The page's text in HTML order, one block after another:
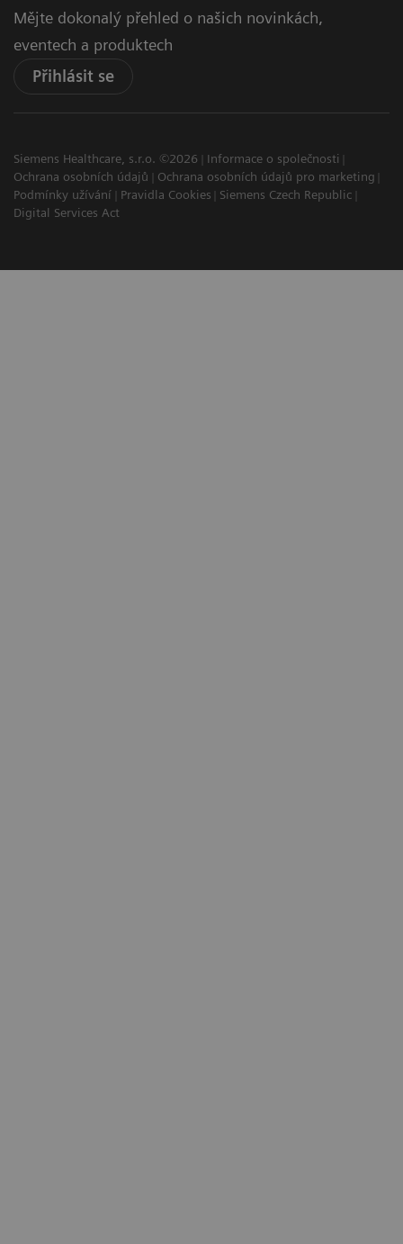
Mějte dokonalý přehled o našich novinkách,
eventech a produktech
Přihlásit se
Siemens Healthcare, s.r.o. ©2026
Informace o společnosti
Ochrana osobních údajů
Ochrana osobních údajů pro marketing
Podmínky užívání
Pravidla Cookies
Siemens Czech Republic
Digital Services Act